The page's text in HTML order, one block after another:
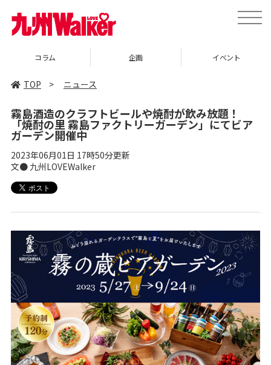
toggle
コラム 企画 イベント
TOP > ニュース
霧島酒造のクラフトビールや焼酎が飲み放題！
「焼酎の里 霧島ファクトリーガーデン」にてビア
ガーデン開催中
2023年06月01日 17時50分更新
文● 九州LOVEWalker